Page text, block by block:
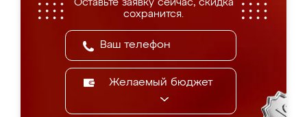
Оставьте заявку сейчас, скидка
сохранится.
Желаемый бюджет